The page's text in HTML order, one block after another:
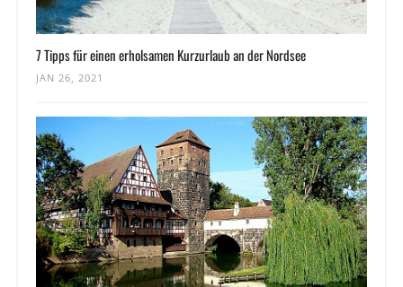
7 Tipps für einen erholsamen Kurzurlaub an der Nordsee
JAN 26, 2021